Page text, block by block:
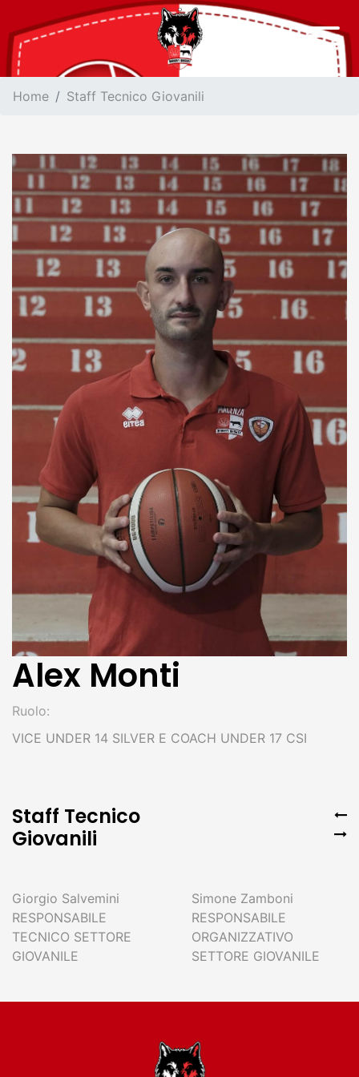
Home Staff Tecnico Giovanili
Alex Monti
Ruolo:
VICE UNDER 14 SILVER E COACH UNDER 17 CSI
Staff Tecnico
Giovanili
Giorgio Salvemini
RESPONSABILE
TECNICO SETTORE
GIOVANILE
Simone Zamboni
RESPONSABILE
ORGANIZZATIVO
SETTORE GIOVANILE